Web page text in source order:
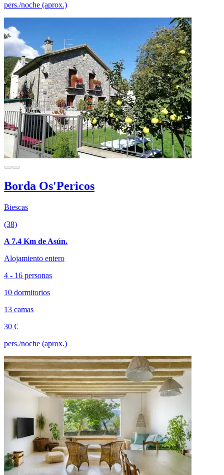
pers./noche (aprox.)
Borda Os'Pericos
Biescas
(38)
A 7.4 Km de Asún.
Alojamiento entero
4 - 16 personas
10 dormitorios
13 camas
30 €
pers./noche (aprox.)